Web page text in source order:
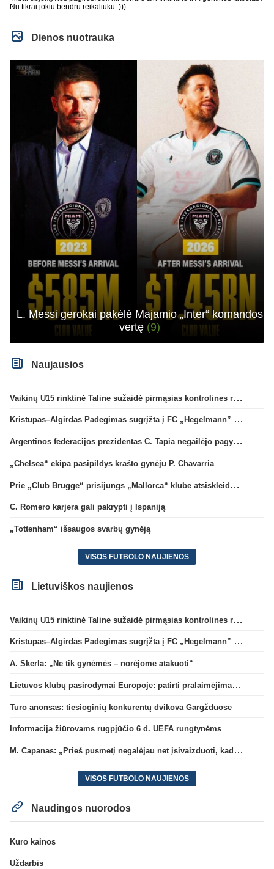
Nu tikrai jokiu bendru reikaliuku :)))
Dienos nuotrauka
L. Messi gerokai pakėlė Majamio „Inter“ komandos
vertę (9)
Naujausios
Vaikinų U15 rinktinė Taline sužaidė pirmąsias kontrolines rungtynes
Kristupas–Algirdas Padegimas sugrįžta į FC „Hegelmann” B sudėtį
Argentinos federacijos prezidentas C. Tapia negailėjo pagyrų G. Infantino
„Chelsea“ ekipa pasipildys krašto gynėju P. Chavarria
Prie „Club Brugge“ prisijungs „Mallorca“ klube atsiskleidęs J. Virgili
C. Romero karjera gali pakrypti į Ispaniją
„Tottenham“ išsaugos svarbų gynėją
VISOS FUTBOLO NAUJIENOS
Lietuviškos naujienos
Vaikinų U15 rinktinė Taline sužaidė pirmąsias kontrolines rungtynes
Kristupas–Algirdas Padegimas sugrįžta į FC „Hegelmann” B sudėtį
A. Skerla: „Ne tik gynėmės – norėjome atakuoti“
Lietuvos klubų pasirodymai Europoje: patirti pralaimėjimai Kroatijos atstovams
Turo anonsas: tiesioginių konkurentų dvikova Gargžduose
Informacija žiūrovams rugpjūčio 6 d. UEFA rungtynėms
M. Capanas: „Prieš pusmetį negalėjau net įsivaizduoti, kad žaisime prieš „Hajduk“
VISOS FUTBOLO NAUJIENOS
Naudingos nuorodos
Kuro kainos
Uždarbis